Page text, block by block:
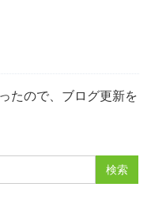
たので、ブログ更新を